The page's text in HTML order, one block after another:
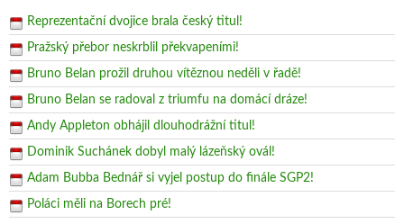
Reprezentační dvojice brala český titul!
Pražský přebor neskrblil překvapeními!
Bruno Belan prožil druhou vítěznou neděli v řadě!
Bruno Belan se radoval z triumfu na domácí dráze!
Andy Appleton obhájil dlouhodrážní titul!
Dominik Suchánek dobyl malý lázeňský ovál!
Adam Bubba Bednář si vyjel postup do finále SGP2!
Poláci měli na Borech pré!